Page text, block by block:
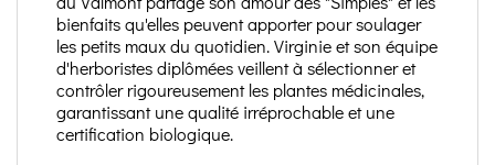
bienfaits qu'elles peuvent apporter pour soulager
les petits maux du quotidien. Virginie et son équipe
d'herboristes diplômées veillent à sélectionner et
contrôler rigoureusement les plantes médicinales,
garantissant une qualité irréprochable et une
certification biologique.